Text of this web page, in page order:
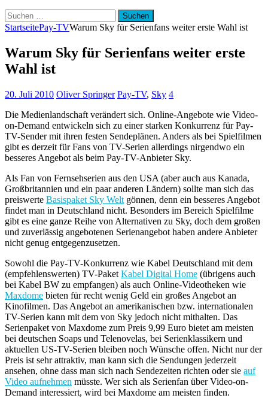
Suchen
nach:
StartseitePay-TVWarum Sky für Serienfans weiter erste Wahl ist
Warum Sky für Serienfans weiter erste
Wahl ist
20. Juli 2010 Oliver Springer Pay-TV, Sky 4
Die Medienlandschaft verändert sich. Online-Angebote wie Video-
on-Demand entwickeln sich zu einer starken Konkurrenz für Pay-
TV-Sender mit ihren festen Sendeplänen. Anders als bei Spielfilmen
gibt es derzeit für Fans von TV-Serien allerdings nirgendwo ein
besseres Angebot als beim Pay-TV-Anbieter Sky.
Als Fan von Fernsehserien aus den USA (aber auch aus Kanada,
Großbritannien und ein paar anderen Ländern) sollte man sich das
preiswerte Basispaket Sky Welt gönnen, denn ein besseres Angebot
findet man in Deutschland nicht. Besonders im Bereich Spielfilme
gibt es eine ganze Reihe von Alternativen zu Sky, doch dem großen
und zuverlässig angebotenen Serienangebot haben andere Anbieter
nicht genug entgegenzusetzen.
Sowohl die Pay-TV-Konkurrenz wie Kabel Deutschland mit dem
(empfehlenswerten) TV-Paket Kabel Digital Home (übrigens auch
bei Kabel BW zu empfangen) als auch Online-Videotheken wie
Maxdome bieten für recht wenig Geld ein großes Angebot an
Kinofilmen. Das Angebot an amerikanischen bzw. internationalen
TV-Serien kann mit dem von Sky jedoch nicht mithalten. Das
Serienpaket von Maxdome zum Preis 9,99 Euro bietet am meisten
bei deutschen Soaps und Telenovelas, bei Serienklassikern und
aktuellen US-TV-Serien bleiben noch Wünsche offen. Nicht nur der
Preis ist sehr attraktiv, man kann sich die Sendungen jederzeit
ansehen, ohne dass man sich nach Sendezeiten richten oder sie auf
Video aufnehmen müsste. Wer sich als Serienfan über Video-on-
Demand interessiert, wird bei Maxdome am meisten finden.